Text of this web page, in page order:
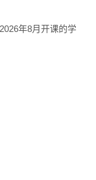
年8月开课的学